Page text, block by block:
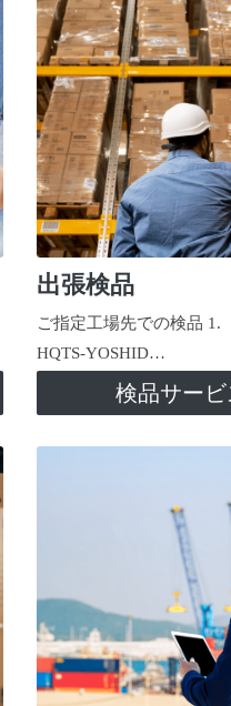
出張検品
ご指定工場先での検品 1.
HQTS-YOSHID…
検品サービ